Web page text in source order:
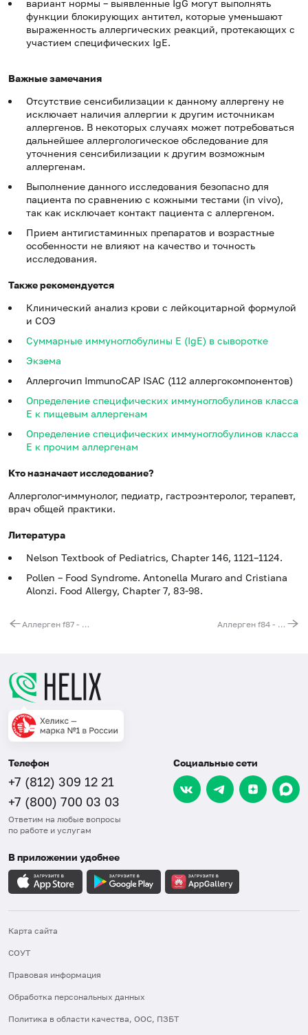
вариант нормы – выявленные IgG могут выполнять
функции блокирующих антител, которые уменьшают
выраженность аллергических реакций, протекающих с
участием специфических IgE.
Важные замечания
Отсутствие сенсибилизации к данному аллергену не
исключает наличия аллергии к другим источникам
аллергенов. В некоторых случаях может потребоваться
дальнейшее аллергологическое обследование для
уточнения сенсибилизации к другим возможным
аллергенам.
Выполнение данного исследования безопасно для
пациента по сравнению с кожными тестами (in vivo),
так как исключает контакт пациента с аллергеном.
Прием антигистаминных препаратов и возрастные
особенности не влияют на качество и точность
исследования.
Также рекомендуется
Клинический анализ крови с лейкоцитарной формулой
и СОЭ
Суммарные иммуноглобулины E (IgE) в сыворотке
Экзема
Аллергочип ImmunoCAP ISAC (112 аллергокомпонентов)
Определение специфических иммуноглобулинов класса
E к пищевым аллергенам
Определение специфических иммуноглобулинов класса
E к прочим аллергенам
Кто назначает исследование?
Аллерголог-иммунолог, педиатр, гастроэнтеролог, терапевт,
врач общей практики.
Литература
Nelson Textbook of Pediatrics, Chapter 146, 1121–1124.
Pollen – Food Syndrome. Antonella Muraro and Cristiana
Alonzi. Food Allergy, Chapter 7, 83-98.
Аллерген f87 - дыня, IgG Аллерген f84 - киви, IgG
Телефон
+7 (812) 309 12 21
+7 (800) 700 03 03
Ответим на любые вопросы
по работе и услугам
Социальные сети
В приложении удобнее
Карта сайта
СОУТ
Правовая информация
Обработка персональных данных
Политика в области качества, ООС, ПЗБТ